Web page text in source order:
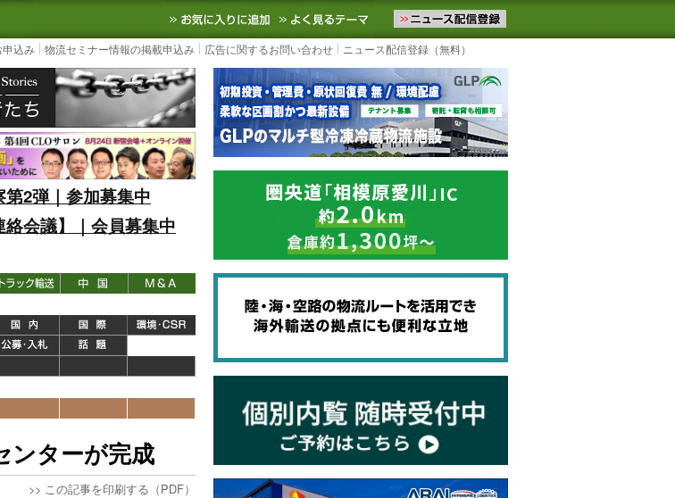
ニュースサイト
3PL, SCMなど国内外の最新の物流ニュースをお届けします。物流ニュースメール配信を登録す
お気に入りに追加 よく見るテーマ
込み 物流セミナー情報の掲載申込み 広告に関するお問い合わせ ニュース配信登録（無料）
2弾｜参加募集中
会議】｜会員募集中
ンターが完成
>> この記事を印刷する（PDF）